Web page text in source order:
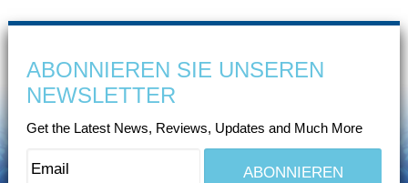
ABONNIEREN SIE UNSEREN
NEWSLETTER
Get the Latest News, Reviews, Updates and Much More